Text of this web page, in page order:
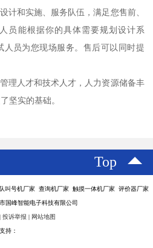
计和实施、服务队伍，满足您售前、
员能根据你的具体需要规划设计系
人员为您现场服务。售后可以同时提
理人才和技术人才，人力资源储备丰
坚实的基础。
Top
叫号机厂家 查询机厂家 触摸一体机厂家 评价器厂家
国峰智能电子科技有限公司
| 投诉举报 | 网站地图
持：